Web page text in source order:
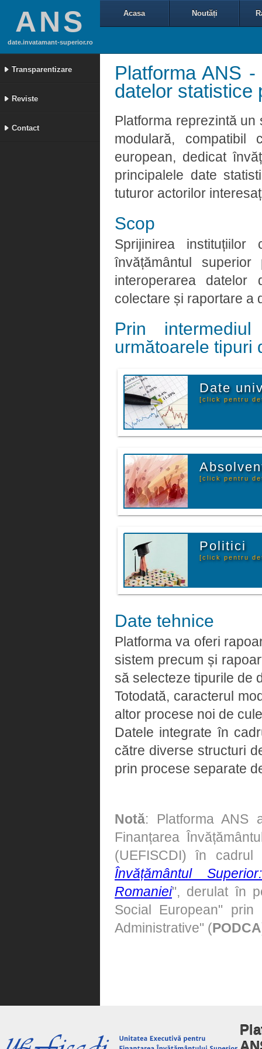
ANS
date.invatamant-superior.ro
Transparentizare
Reviste
Contact
Acasa Noutăți
Platforma ANS
datelor statistice
Platforma reprezintă
modulară,
european, dedicat
principalele date
tuturor actorilor
Scop
Sprijinirea
învățământul
interoperarea
colectare și raportare a
Prin
următoarele tipuri
Date
[click pentru
[click pentru
Politici
[click pentru
Date tehnice
Platforma va oferi
sistem precum și
să selecteze tipurile de
Totodată, caracterul
altor procese noi de
Datele integrate în
către diverse structuri
prin procese separate
Notă: Platforma ANS
Finanțarea
(UEFISCDI) în
Învățământul
Romaniei", derulat în
Social European" prin
Administrative" (PODCA